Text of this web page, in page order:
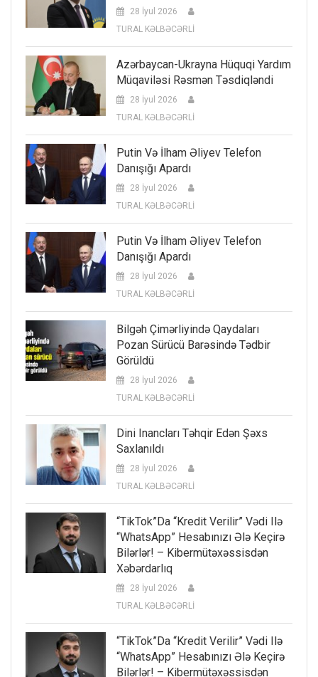
28 İyul 2026
TURAL KƏLBƏCƏRLİ
Azərbaycan-Ukrayna Hüquqi Yardım
Müqaviləsi Rəsmən Təsdiqləndi
28 İyul 2026
TURAL KƏLBƏCƏRLİ
Putin Və İlham Əliyev Telefon
Danışığı Apardı
28 İyul 2026
TURAL KƏLBƏCƏRLİ
Putin Və İlham Əliyev Telefon
Danışığı Apardı
28 İyul 2026
TURAL KƏLBƏCƏRLİ
Bilgəh Çimərliyində Qaydaları
Pozan Sürücü Barəsində Tədbir
Görüldü
28 İyul 2026
TURAL KƏLBƏCƏRLİ
Dini Inancları Təhqir Edən Şəxs
Saxlanıldı
28 İyul 2026
TURAL KƏLBƏCƏRLİ
“TikTok”da “kredit Verilir” Vədi Ilə
“WhatsApp” Hesabınızı Ələ Keçirə
Bilərlər! – Kibermütəxəssisdən
Xəbərdarlıq
28 İyul 2026
TURAL KƏLBƏCƏRLİ
“TikTok”da “kredit Verilir” Vədi Ilə
“WhatsApp” Hesabınızı Ələ Keçirə
Bilərlər! – Kibermütəxəssisdən